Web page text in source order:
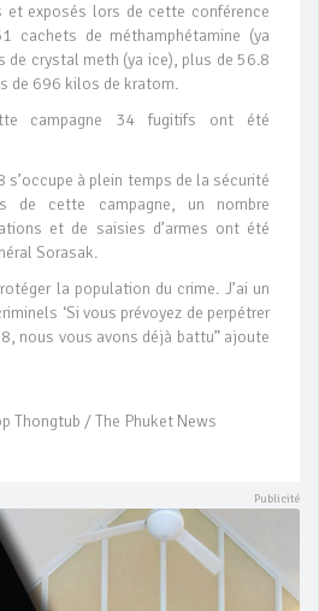
exposés lors de cette conférence
cachets de méthamphétamine (ya
de crystal meth (ya ice), plus de 56.8
de 696 kilos de kratom.
campagne 34 fugitifs ont été
s’occupe à plein temps de la sécurité
de cette campagne, un nombre
et de saisies d’armes ont été
Sorasak.
la population du crime. J’ai un
‘Si vous prévoyez de perpétrer
nous vous avons déjà battu” ajoute
Thongtub / The Phuket News